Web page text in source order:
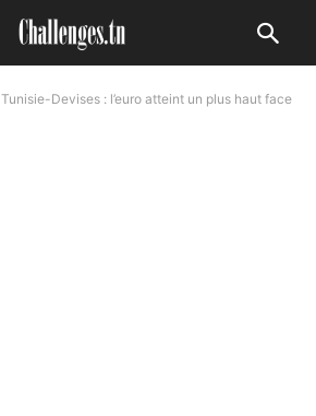
Tunisie-Devises : l’euro atteint un plus haut face